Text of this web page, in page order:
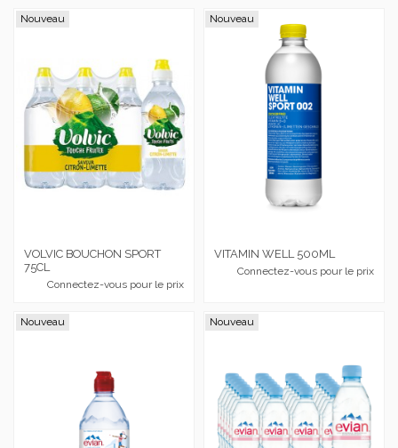
Nouveau
VOLVIC BOUCHON SPORT
75CL
Connectez-vous pour le prix
Nouveau
VITAMIN WELL 500ML
Connectez-vous pour le prix
Nouveau Nouveau